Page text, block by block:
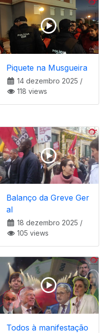
Piquete na Musgueira
14 dezembro 2025 /
118 views
Balanço da Greve Ger
al
18 dezembro 2025 /
105 views
Todos à manifestação